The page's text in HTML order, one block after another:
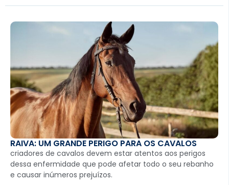
RAIVA: UM GRANDE PERIGO PARA OS CAVALOS
criadores de cavalos devem estar atentos aos perigos
dessa enfermidade que pode afetar todo o seu rebanho
e causar inúmeros prejuízos.